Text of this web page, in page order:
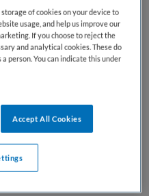
het therapeutische
en
zorg werken we
van Ipse de Bruggen,
maar ook
organisatie en
of cookies on your device to
usage, and help us improve our
If you choose to reject the
and analytical cookies. These do
person. You can indicate this under
Accept All Cookies